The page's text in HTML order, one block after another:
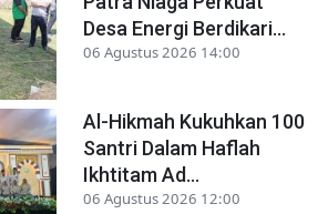
Desa Energi Berdikari...
06 Agustus 2026 14:00
Al-Hikmah Kukuhkan 100
Santri Dalam Haflah
Ikhtitam Ad...
06 Agustus 2026 12:00